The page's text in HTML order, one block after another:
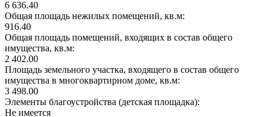
6 636.40
Общая площадь нежилых помещений, кв.м:
916.40
Общая площадь помещений, входящих в состав общего
имущества, кв.м:
2 402.00
Площадь земельного участка, входящего в состав общего
имущества в многоквартирном доме, кв.м:
3 498.00
Элементы благоустройства (детская площадка):
Не имеется